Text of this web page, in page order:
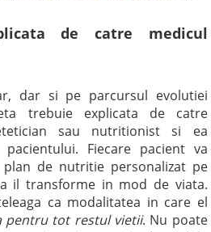
de catre medicul
dar si pe parcursul evolutiei
trebuie explicata de catre
sau nutritionist si ea
Fiecare pacient va
de nutritie personalizat pe
il transforme in mod de viata.
ca modalitatea in care el
pentru tot restul vietii. Nu poate